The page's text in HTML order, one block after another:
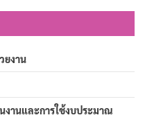
ยงาน
งานและการใช้งบประมาณ